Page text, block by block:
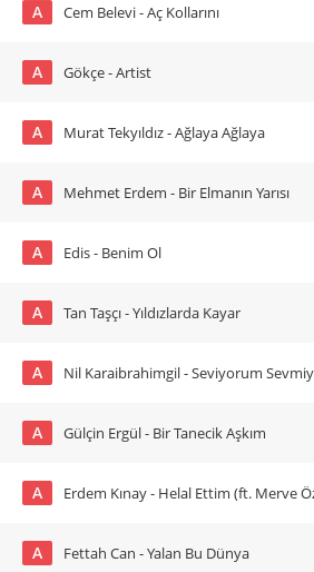
A Cem Belevi - Aç Kollarını
A Gökçe - Artist
A Murat Tekyıldız - Ağlaya Ağlaya
A Mehmet Erdem - Bir Elmanın Yarısı
A Edis - Benim Ol
A Tan Taşçı - Yıldızlarda Kayar
A Nil Karaibrahimgil - Seviyorum
A Gülçin Ergül - Bir Tanecik Aşkım
A Erdem Kınay - Helal Ettim (ft. Merve
A Fettah Can - Yalan Bu Dünya